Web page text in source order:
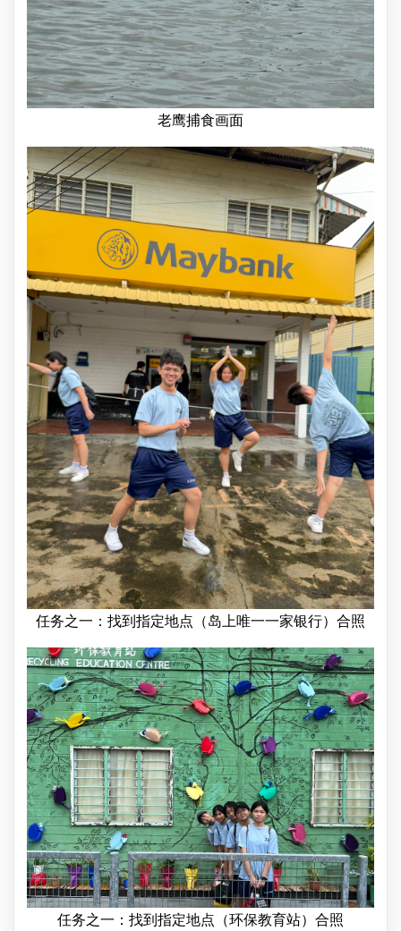
老鹰捕食画面
任务之一：找到指定地点（岛上唯一一家银行）合照
任务之一：找到指定地点（环保教育站）合照